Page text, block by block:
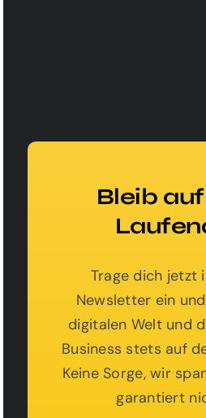
Bleib
Trage dich jetzt
Newsletter ein
digitalen Welt und
Business stets auf
Keine Sorge, wir
garantiert
Webseiten
Sichere dir jetzt kostenlosen
Dezigner Academy und
„Webseiten-Starter-Dezign“
und lerne, wie du deine eigene
und ohne Vorkenntnisse
dich ein und beginne sofort!